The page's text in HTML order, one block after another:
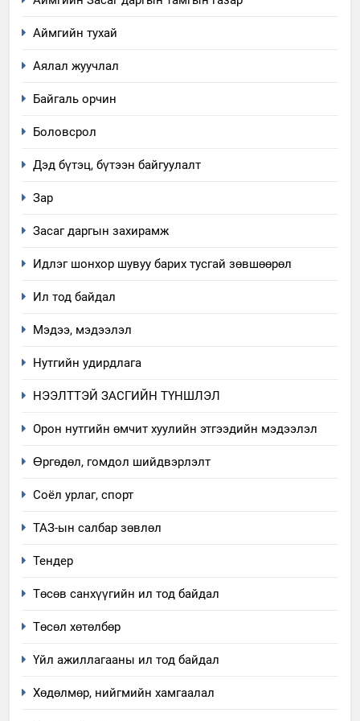
Аймгийн тухай
Аялал жуучлал
Байгаль орчин
Боловсрол
Дэд бүтэц, бүтээн байгуулалт
Зар
Засаг даргын захирамж
Идлэг шонхор шувуу барих тусгай зөвшөөрөл
Ил тод байдал
Мэдээ, мэдээлэл
Нутгийн удирдлага
НЭЭЛТТЭЙ ЗАСГИЙН ТҮНШЛЭЛ
Орон нутгийн өмчит хуулийн этгээдийн мэдээлэл
Өргөдөл, гомдол шийдвэрлэлт
Соёл урлаг, спорт
ТАЗ-ын салбар зөвлөл
Тендер
Төсөв санхүүгийн ил тод байдал
Төсөл хөтөлбөр
Үйл ажиллагааны ил тод байдал
Хөдөлмөр, нийгмийн хамгаалал
5
салбар зөвлөл” аяны хүрээнд
6
ИЛ ТОД БАЙДАЛ